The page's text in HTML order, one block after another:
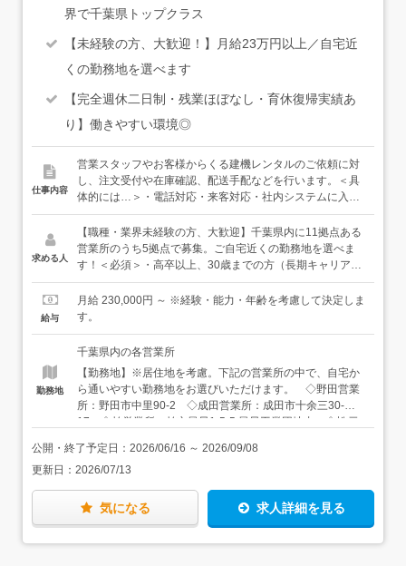
界で千葉県トップクラス
【未経験の方、大歓迎！】月給23万円以上／自宅近
くの勤務地を選べます
【完全週休二日制・残業ほぼなし・育休復帰実績あ
り】働きやすい環境◎
仕事内容
営業スタッフやお客様からくる建機レンタルのご依頼に対
し、注文受付や在庫確認、配送手配などを行います。＜具
体的には…＞・電話対応・来客対応・社内システムに入
力・返却された建機の管理・書類の整理・請求書作成 な
ど＜入社後は…＞まずは社内研修で、建機の種類について
学んでいただきます。その後は、各営業所の先輩につい
て、実際の業務を覚えていっていただきます。建機の種類
かもしれませんが、みんなその気持ちがわかるから、丁寧
にサポートしていきますし、焦らなくて大丈夫。じっくり
がしっかり表に立って守ってくれるし、いつも全拠点のフ
ロント事務で連携して助け合っていますし、働きやすい環
境を本社がしっかり考え続けていますし、本当に何も心配
はいりません。自分で考えて動く面白さをしっかり味わえ
るようにしながらも、安心してお仕事を始めていただける
環境をご用意しています。
求める人
【職種・業界未経験の方、大歓迎】千葉県内に11拠点ある
営業所のうち5拠点で募集。ご自宅近くの勤務地を選べま
す！＜必須＞・高卒以上、30歳までの方（長期キャリア形
成のため）・基本的なPCスキルをお持ちの方（入力ができ
ればOK！）＜歓迎＞・仕事もプライベートも両立したい
方・落ち着いた環境で腰を据えて仕事したい方・言われた
たいという方
給与
月給 230,000円 ～ ※経験・能力・年齢を考慮して決定しま
す。
勤務地
千葉県内の各営業所
【勤務地】※居住地を考慮。下記の営業所の中で、自宅か
ら通いやすい勤務地をお選びいただけます。 ◇野田営業
所：野田市中里90-2 ◇成田営業所：成田市十余三30-
17 ◇柏営業所：柏市風早1-5-5 風早工業団地内 ◇松戸
業所：八千代市下高野511 【アクセス】 ◇野田営業
所：東武アーバンパークライン「川間駅」より徒歩で15
柏営業所：東武アーバンパークライン「逆井駅」より車で
7分 ◇松戸営業所：JR武蔵野線「東松戸駅」より車で5
公開・終了予定日： 2026/06/16 ～ 2026/09/08
更新日： 2026/07/13
気になる 求人詳細を見る